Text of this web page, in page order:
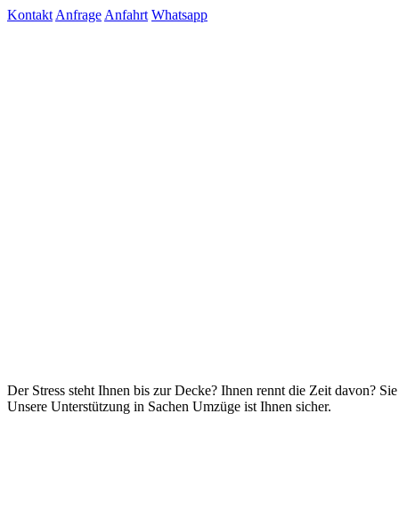
KontaktAnfrageAnfahrt Whatsapp
Der Stress steht Ihnen bis zur Decke? Ihnen rennt die Zeit davon?
Unsere Unterstützung in Sachen Umzüge ist Ihnen sicher.